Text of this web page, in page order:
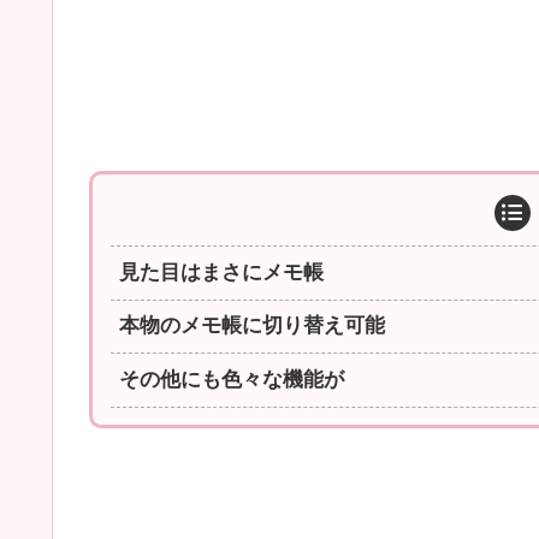
見た目はまさにメモ帳
本物のメモ帳に切り替え可能
その他にも色々な機能が